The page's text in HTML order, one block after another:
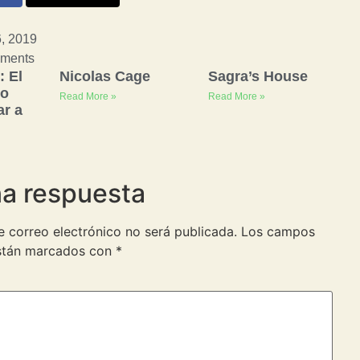
2019
El
a
Nicolas Cage
Read More »
Sagra’s House
Read More »
respuesta
correo electrónico no será publicada. Los campos
marcados con *